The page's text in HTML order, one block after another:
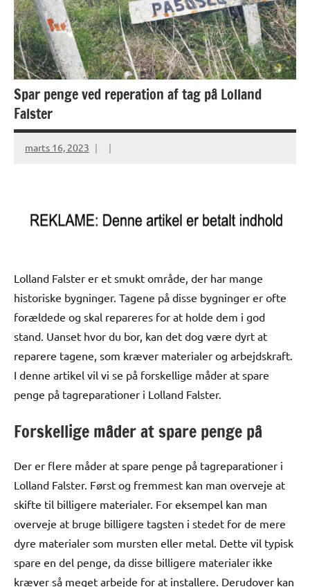
Spar penge ved reperation af tag på Lolland
Falster
marts 16, 2023
Lolland Falster er et smukt område, der har mange
historiske bygninger. Tagene på disse bygninger er ofte
forældede og skal repareres for at holde dem i god
stand. Uanset hvor du bor, kan det dog være dyrt at
reparere tagene, som kræver materialer og arbejdskraft.
I denne artikel vil vi se på forskellige måder at spare
penge på tagreparationer i Lolland Falster.
Forskellige måder at spare penge på
Der er flere måder at spare penge på tagreparationer i
Lolland Falster. Først og fremmest kan man overveje at
skifte til billigere materialer. For eksempel kan man
overveje at bruge billigere tagsten i stedet for de mere
dyre materialer som mursten eller metal. Dette vil typisk
spare en del penge, da disse billigere materialer ikke
kræver så meget arbejde for at installere. Derudover kan